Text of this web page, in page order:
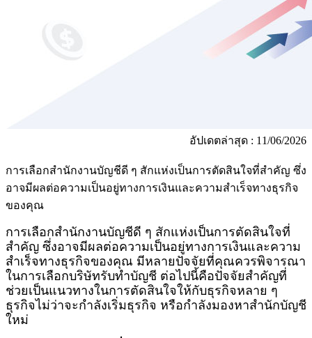
อัปเดตล่าสุด : 11/06/2026
การเลือกสำนักงานบัญชีดี ๆ สักแห่งเป็นการตัดสินใจที่สำคัญ ซึ่ง
อาจมีผลต่อความเป็นอยู่ทางการเงินและความสำเร็จทางธุรกิจ
ของคุณ
การเลือกสำนักงานบัญชีดี ๆ สักแห่งเป็นการตัดสินใจที่
สำคัญ ซึ่งอาจมีผลต่อความเป็นอยู่ทางการเงินและความ
สำเร็จทางธุรกิจของคุณ มีหลายปัจจัยที่คุณควรพิจารณา
ในการเลือกบริษัทรับทำบัญชี ต่อไปนี้คือปัจจัยสำคัญที่
ช่วยเป็นแนวทางในการตัดสินใจให้กับธุรกิจหลาย ๆ
ธุรกิจไม่ว่าจะกำลังเริ่มธุรกิจ หรือกำลังมองหาสำนักบัญชี
ใหม่